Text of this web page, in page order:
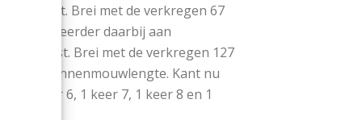
– 12) st. Brei met de verkregen 67
Meerder daarbij aan
2e nld 1 st. Brei met de verkregen 127
binnenmouwlengte. Kant nu
5, 1 keer 6, 1 keer 7, 1 keer 8 en 1